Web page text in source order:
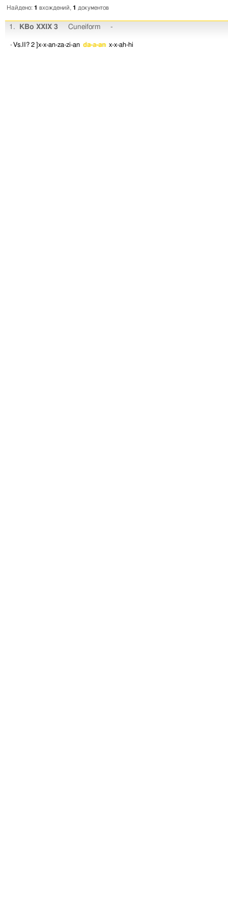
Найдено: 1 вхождений, 1 документов
1. KBo XXIX 3 Cuneiform -
· Vs.II? 2 ]x-x-an-za-zi-an da-a-an x-x-ah-hi